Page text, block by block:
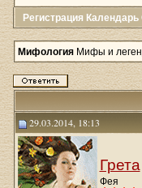
Регистрация Календарь
Мифология Мифы и
29.03.2014, 18:13
Грета
Фея